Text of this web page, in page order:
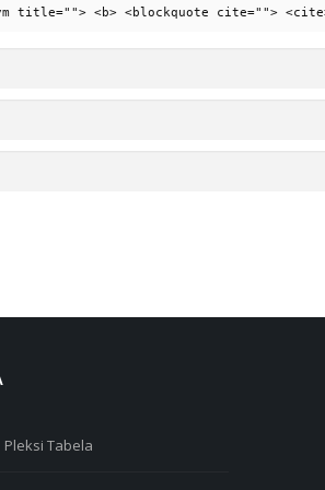
<b> <blockquote cite=""> <cite>
Pleksi Tabela